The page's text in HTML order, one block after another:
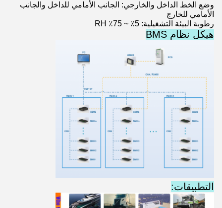
وضع الخط الداخل والخارجي: الجانب الأمامي للداخل والجانب
الأمامي للخارج
رطوبة البيئة التشغيلية: 5٪ ~ 75٪ RH
هيكل نظام BMS
التطبيقات: